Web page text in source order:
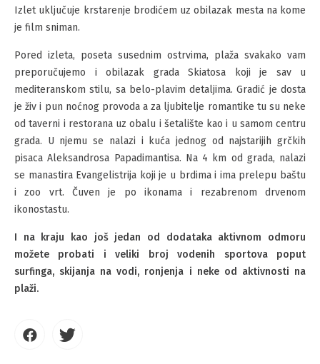
Izlet uključuje krstarenje brodićem uz obilazak mesta na kome
je film sniman.
Pored izleta, poseta susednim ostrvima, plaža svakako vam
preporučujemo i obilazak grada Skiatosa koji je sav u
mediteranskom stilu, sa belo-plavim detaljima. Gradić je dosta
je živ i pun noćnog provoda a za ljubitelje romantike tu su neke
od taverni i restorana uz obalu i šetalište kao i u samom centru
grada. U njemu se nalazi i kuća jednog od najstarijih grčkih
pisaca Aleksandrosa Papadimantisa. Na 4 km od grada, nalazi
se manastira Evangelistrija koji je u brdima i ima prelepu baštu
i zoo vrt. Čuven je po ikonama i rezabrenom drvenom
ikonostastu.
I na kraju kao još jedan od dodataka aktivnom odmoru
možete probati i veliki broj vodenih sportova poput
surfinga, skijanja na vodi, ronjenja i neke od aktivnosti na
plaži.